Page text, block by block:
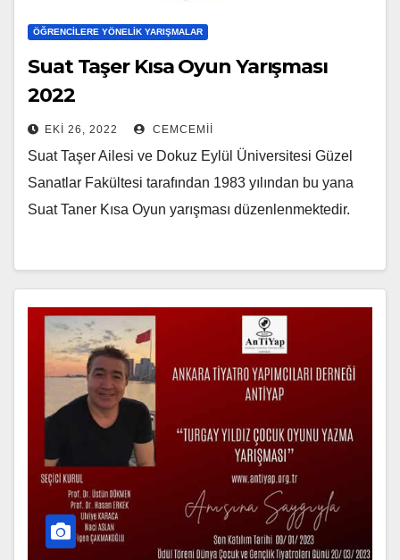
ÖĞRENCILERE YÖNELIK YARIŞMALAR
Suat Taşer Kısa Oyun Yarışması
2022
EKI 26, 2022 CEMCEMII
Suat Taşer Ailesi ve Dokuz Eylül Üniversitesi Güzel
Sanatlar Fakültesi tarafından 1983 yılından bu yana
Suat Taner Kısa Oyun yarışması düzenlenmektedir.